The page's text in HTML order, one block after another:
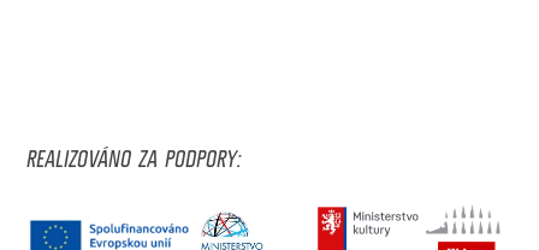
REALIZOVÁNO ZA PODPORY: